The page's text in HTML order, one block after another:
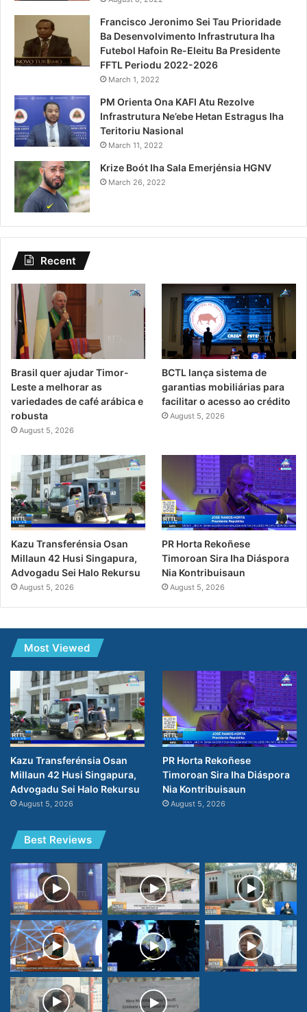
Francisco Jeronimo Sei Tau Prioridade
Ba Desenvolvimento Infrastrutura Iha
Futebol Hafoin Re-Eleitu Ba Presidente
FFTL Periodu 2022-2026
March 1, 2022
PM Orienta Ona KAFI Atu Rezolve
Infrastrutura Ne’ebe Hetan Estragus Iha
Teritoriu Nasional
March 11, 2022
Krize Boót Iha Sala Emerjénsia HGNV
March 26, 2022
Recent
Brasil quer ajudar Timor-
Leste a melhorar as
variedades de café arábica e
robusta
August 5, 2026
BCTL lança sistema de
garantias mobiliárias para
facilitar o acesso ao crédito
August 5, 2026
Kazu Transferénsia Osan
Millaun 42 Husi Singapura,
Advogadu Sei Halo Rekursu
August 5, 2026
PR Horta Rekoñese
Timoroan Sira Iha Diáspora
Nia Kontribuisaun
August 5, 2026
Most Viewed
Kazu Transferénsia Osan
Millaun 42 Husi Singapura,
Advogadu Sei Halo Rekursu
August 5, 2026
PR Horta Rekoñese
Timoroan Sira Iha Diáspora
Nia Kontribuisaun
August 5, 2026
Best Reviews